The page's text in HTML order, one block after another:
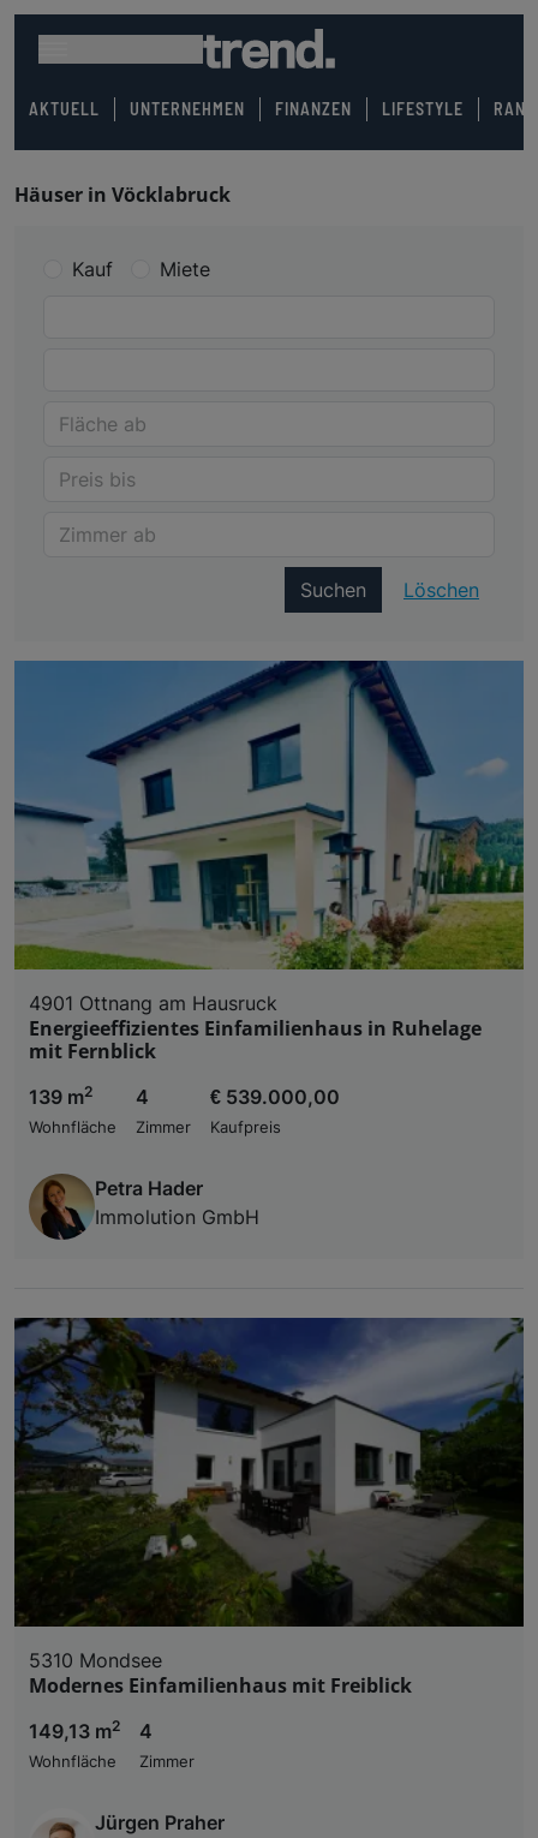
AKTUELL UNTERNEHMEN FINANZEN LIFESTYLE
Häuser in Vöcklabruck
Kauf Miete
Suchen Löschen
4901 Ottnang am Hausruck
Energieeffizientes Einfamilienhaus in Ruhelage
mit Fernblick
139 m2
Wohnfläche
4
Zimmer
€ 539.000,00
Kaufpreis
Petra Hader
Immolution GmbH
5310 Mondsee
Modernes Einfamilienhaus mit Freiblick
149,13 m2
Wohnfläche
4
Zimmer
Jürgen Praher